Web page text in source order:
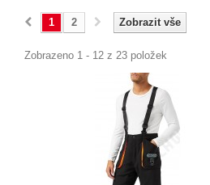
Zobrazit vše
1 2
Zobrazeno 1 - 12 z 23 položek